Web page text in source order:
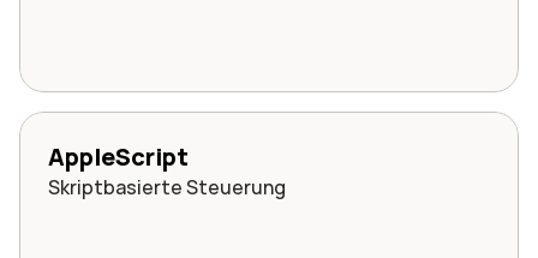
AppleScript
Skriptbasierte Steuerung